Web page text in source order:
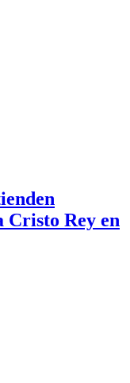
Cristo Rey en